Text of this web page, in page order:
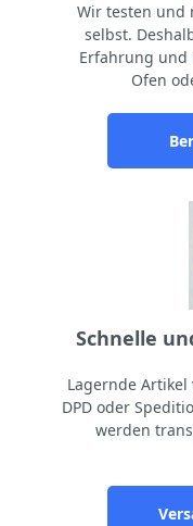
Wir testen und
selbst.
Erfahrung und
Ofen
Schnelle
Lagernde
DPD oder
werden